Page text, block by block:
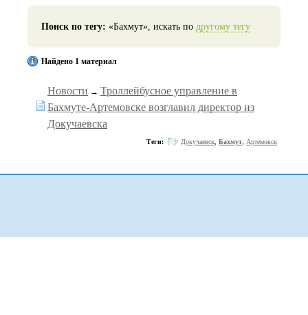
Поиск по тегу: «Бахмут», искать по другому тегу
Найдено 1 материал
Новости → Троллейбусное управление в
Бахмуте-Артемовске возглавил директор из
Докучаевска
Теги: Докучаевск Бахмут Артемовск